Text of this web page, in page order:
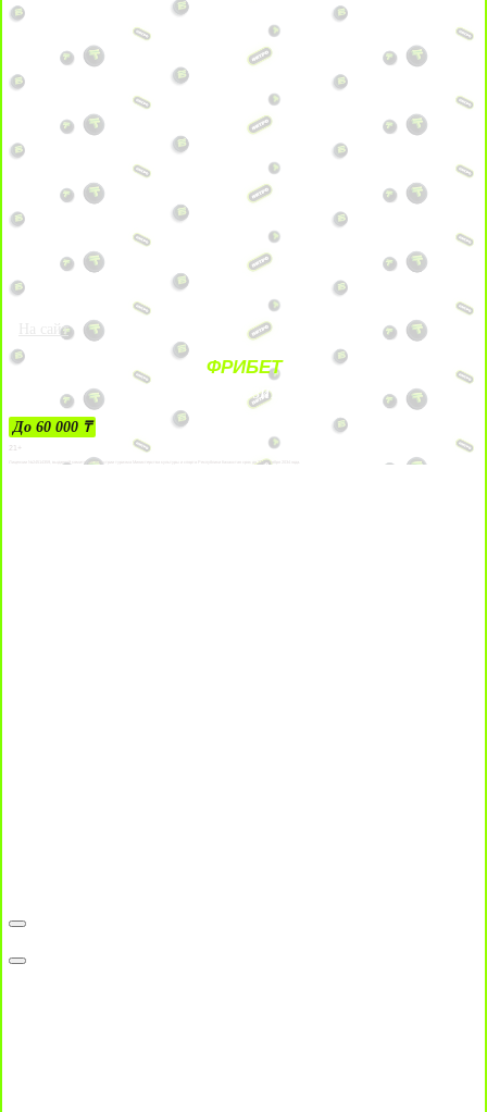
На сайт
ФРИБЕТ
ЗА ДЕПОЗИТЫ
До 60 000 ₸
21+
Лицензии №24514359, выданной комитетом индустрии туризма Министерства культуры и спорта Республики Казахстан срок до 27 сентября 2034 года.